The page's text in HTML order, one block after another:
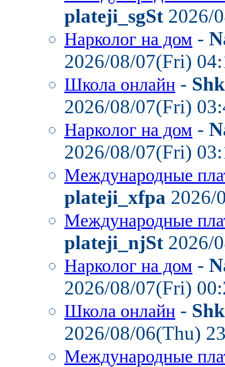
plateji_sgSt 2026/
Нарколог на дом -
2026/08/07(Fri)
Школа онлайн -
2026/08/07(Fri)
Нарколог на дом -
2026/08/07(Fri)
Международные
plateji_xfpa 2026/
Международные
plateji_njSt 2026/
Нарколог на дом -
2026/08/07(Fri)
Школа онлайн -
2026/08/06(Thu)
Международные